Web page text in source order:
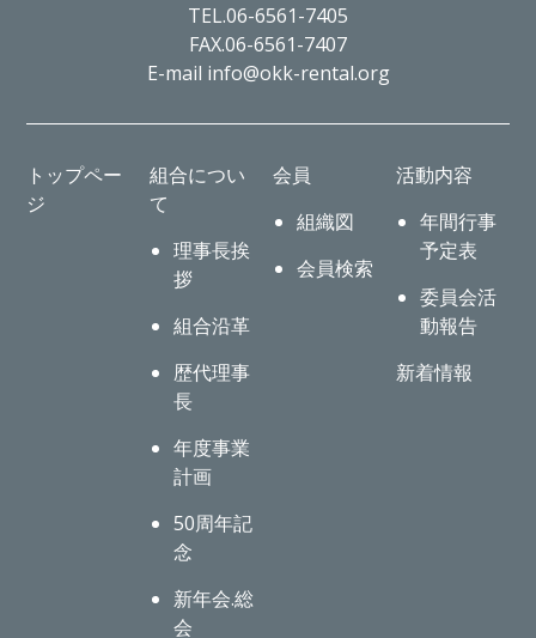
TEL.06-6561-7405
FAX.06-6561-7407
E-mail info@okk-rental.org
トップペー
ジ
組合につい
て
理事長挨
拶
組合沿革
歴代理事
長
年度事業
計画
50周年記
念
新年会.総
会
会員
組織図
会員検索
活動内容
年間行事
予定表
委員会活
動報告
新着情報